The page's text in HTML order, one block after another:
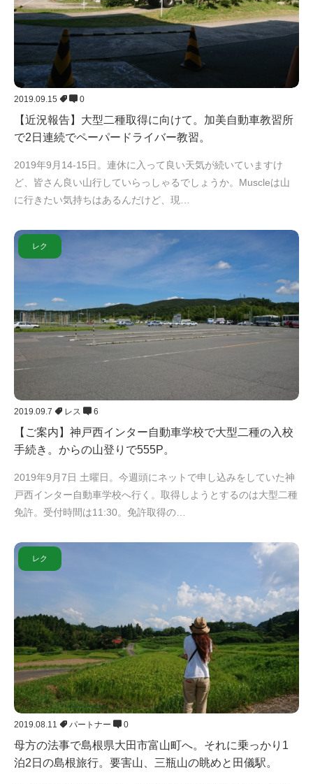
2019.09.15 0
【近況報告】大型二種取得に向けて。加美自動車教習所
で2日連続でペーパードライバー教習。
2019年9月14-15日。連休に入って良い天気が続いていますけ
ど、皆さん良い山行していらっしゃるでしょうか。Muscleは山
に行きたい気持ちはあるんだけど、現…
レク
2019.09.7 レス 6
【ご案内】神戸西インター自動車学校で大型二種の入校
手続き。からの山登りで555P。
2019年9月7日 土曜日。今週頭にネットで申し込みをしていた神
戸西インター自動車学校へ行く。取得しようとするのは大型二種
免許。受付時間は11:30。免許取得の…
レク
2019.08.11 パートナー 0
母方の法事で島根県大田市富山町へ。それに乗っかり1
泊2日の島根旅行。要害山、三瓶山の眺めと田儀駅。